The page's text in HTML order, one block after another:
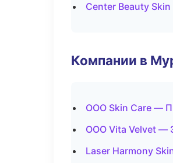
Center Beauty
Компании в
ООО Skin Care —
ООО Vita Velvet —
Laser Harmony